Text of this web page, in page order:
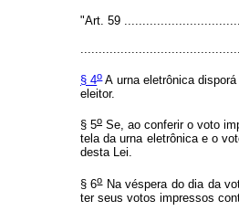
"Art. 59
§ 4oA urna eletrônica
eleitor.
§ 5o Se, ao conferir o voto
tela da urna eletrônica e o
desta Lei.
§ 6oNa véspera do dia da
ter seus votos impressos